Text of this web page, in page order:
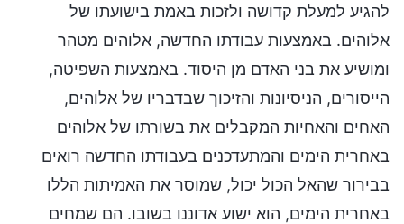
להגיע למעלת קדושה ולזכות באמת בישועתו של
אלוהים. באמצעות עבודתו החדשה, אלוהים מטהר
ומושיע את בני האדם מן היסוד. באמצעות השפיטה,
הייסורים, הניסיונות והזיכוך שבדבריו של אלוהים,
האחים והאחיות המקבלים את בשורתו של אלוהים
באחרית הימים והמתעדכנים בעבודתו החדשה רואים
בבירור שהאל הכול יכול, שמוסר את האמיתות הללו
באחרית הימים, הוא ישוע אדוננו בשובו. הם שמחים